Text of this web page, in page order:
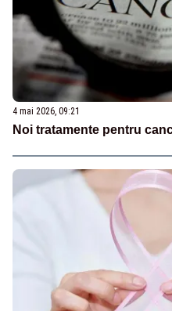
4 mai 2026, 09:21
Noi tratamente pentru